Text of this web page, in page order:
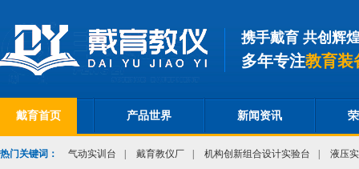
携手戴育 共创辉
多年专注教育装
戴育首页 产品世界 新闻资讯
热门关键词： 气动实训台 戴育教仪厂 机构创新组合设计实验台 液压